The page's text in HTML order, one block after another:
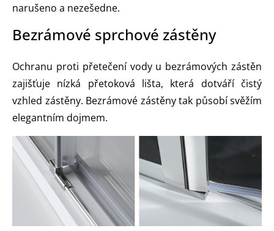
narušeno a nezešedne.
Bezrámové sprchové zástěny
Ochranu proti přetečení vody u bezrámových zástěn
zajišťuje nízká přetoková lišta, která dotváří čistý
vzhled zástěny. Bezrámové zástěny tak působí svěžím
elegantním dojmem.